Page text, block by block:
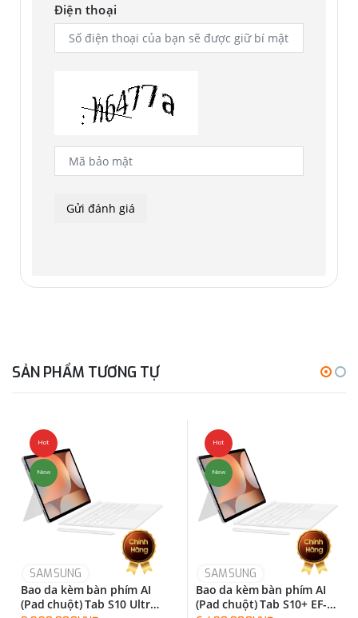
Điện thoại
SẢN PHẨM TƯƠNG TỰ
Hot
New
SAMSUNG
Bao da kèm bàn phím AI
(Pad chuột) Tab S10 Ultra
Hot
New
SAMSUNG
Bao da kèm bàn phím AI
(Pad chuột) Tab S10+ EF-